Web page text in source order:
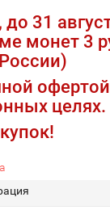
31
монет 3
целях.